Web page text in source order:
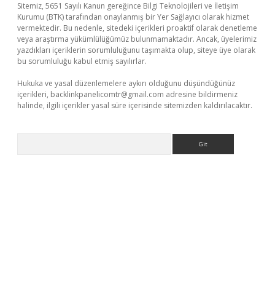
Sitemiz, 5651 Sayılı Kanun gereğince Bilgi Teknolojileri ve İletişim
Kurumu (BTK) tarafından onaylanmış bir Yer Sağlayıcı olarak hizmet
vermektedir. Bu nedenle, sitedeki içerikleri proaktif olarak denetleme
veya araştırma yükümlülüğümüz bulunmamaktadır. Ancak, üyelerimiz
yazdıkları içeriklerin sorumluluğunu taşımakta olup, siteye üye olarak
bu sorumluluğu kabul etmiş sayılırlar.
Hukuka ve yasal düzenlemelere aykırı olduğunu düşündüğünüz
içerikleri, backlinkpanelicomtr@gmail.com adresine bildirmeniz
halinde, ilgili içerikler yasal süre içerisinde sitemizden kaldırılacaktır.